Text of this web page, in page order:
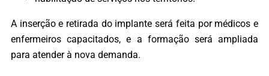
A inserção e retirada do implante será feita por médicos e
enfermeiros capacitados, e a formação será ampliada
para atender à nova demanda.